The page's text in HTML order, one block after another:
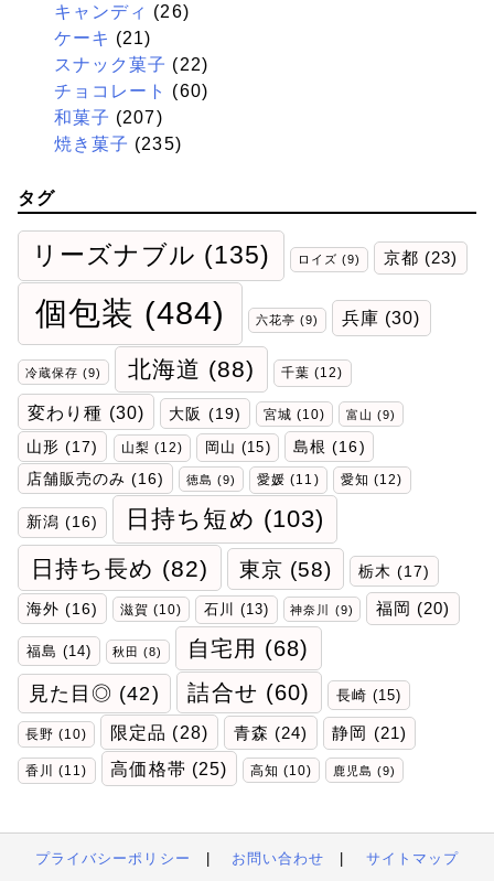
キャンディ (26)
ケーキ (21)
スナック菓子 (22)
チョコレート
(60)
和菓子 (207)
焼き菓子 (235)
タグ
リーズナブル (135) ロイズ (9) 京都 (23)
個包装 (484) 六花亭 (9) 兵庫 (30)
冷蔵保存 (9) 北海道 (88) 千葉 (12)
変わり種 (30) 大阪 (19) 宮城 (10) 富山 (9)
山形 (17) 山梨 (12) 岡山 (15) 島根 (16)
店舗販売のみ (16) 徳島 (9) 愛媛 (11) 愛知 (12)
新潟 (16) 日持ち短め (103)
日持ち長め (82) 東京 (58) 栃木 (17)
海外 (16) 滋賀 (10) 石川 (13) 神奈川 (9) 福岡 (20)
福島 (14) 秋田 (8) 自宅用 (68)
見た目◎ (42) 詰合せ (60) 長崎 (15)
長野 (10) 限定品 (28) 青森 (24) 静岡 (21)
香川 (11) 高価格帯 (25) 高知 (10) 鹿児島 (9)
プライバシーポリシー | お問い合わせ | サイトマップ